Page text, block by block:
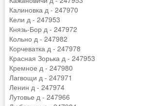
Калиновка д - 247970
Кели д - 247953
Князь-Бор д - 247972
Кольно д - 247982
Корчеватка д - 247978
Красная Зорька д - 247953
Кремное д - 247980
Лагвощи д - 247971
Ленин д - 247974
Лутовье д - 247966